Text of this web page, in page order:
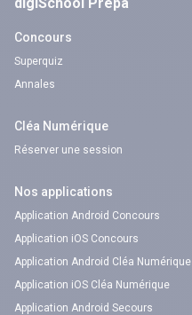
Concours
Superquiz
Annales
Cléa Numérique
Réserver une session
Nos applications
Application Android Concours
Application iOS Concours
Application Android Cléa Numérique
Application iOS Cléa Numérique
Application Android Secours